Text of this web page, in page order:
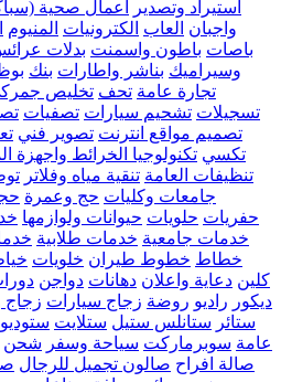
استيراد وتصدير
اعمال صحية
واجبان العاب الكترونيات المنيوم
باصات باطون واسمنت بدلات
وسيراميك بناشر واطارات بنك
تجارة عامة تحف تخليص
تسجيلات تشحيم سيارات تصفيات
تصميم مواقع انترنت تصوير فني
تكسي تكنولوجيا الخرائط واجهزة
تنظيفات العامة تنقية مياه وفلاتر
جامعات وكليات حج وعمرة
حفريات حلويات حيوانات ولوازمها
خدمات جامعية خدمات طلابية
خطاط خطوط طيران خلويات
كلين دعاية واعلان دهانات دواجن
ديكور راديو روضة زجاج سيارات زجاج
ستائر ستانلس ستيل ستلايت ستوديو
عامة سوبرماركت سياحة وسفر شحن
صالة افراح صالون تجميل للرجال